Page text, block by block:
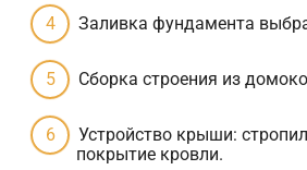
Заливка фундамента
Сборка строения из
Устройство крыши:
покрытие кровли.